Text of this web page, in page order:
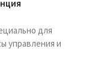
для
управления и